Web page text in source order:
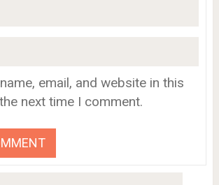
email, and website in this
next time I comment.